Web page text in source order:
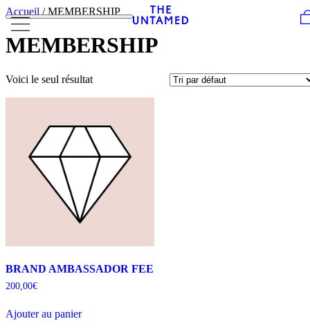
Skip to content
Accueil / MEMBERSHIP
MEMBERSHIP
Voici le seul résultat
BRAND AMBASSADOR FEE
200,00€
Ajouter au panier